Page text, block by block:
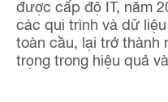
được cấp độ IT, năm
các qui trình và dữ
toàn cầu, lại trở thành
trọng trong hiệu quả